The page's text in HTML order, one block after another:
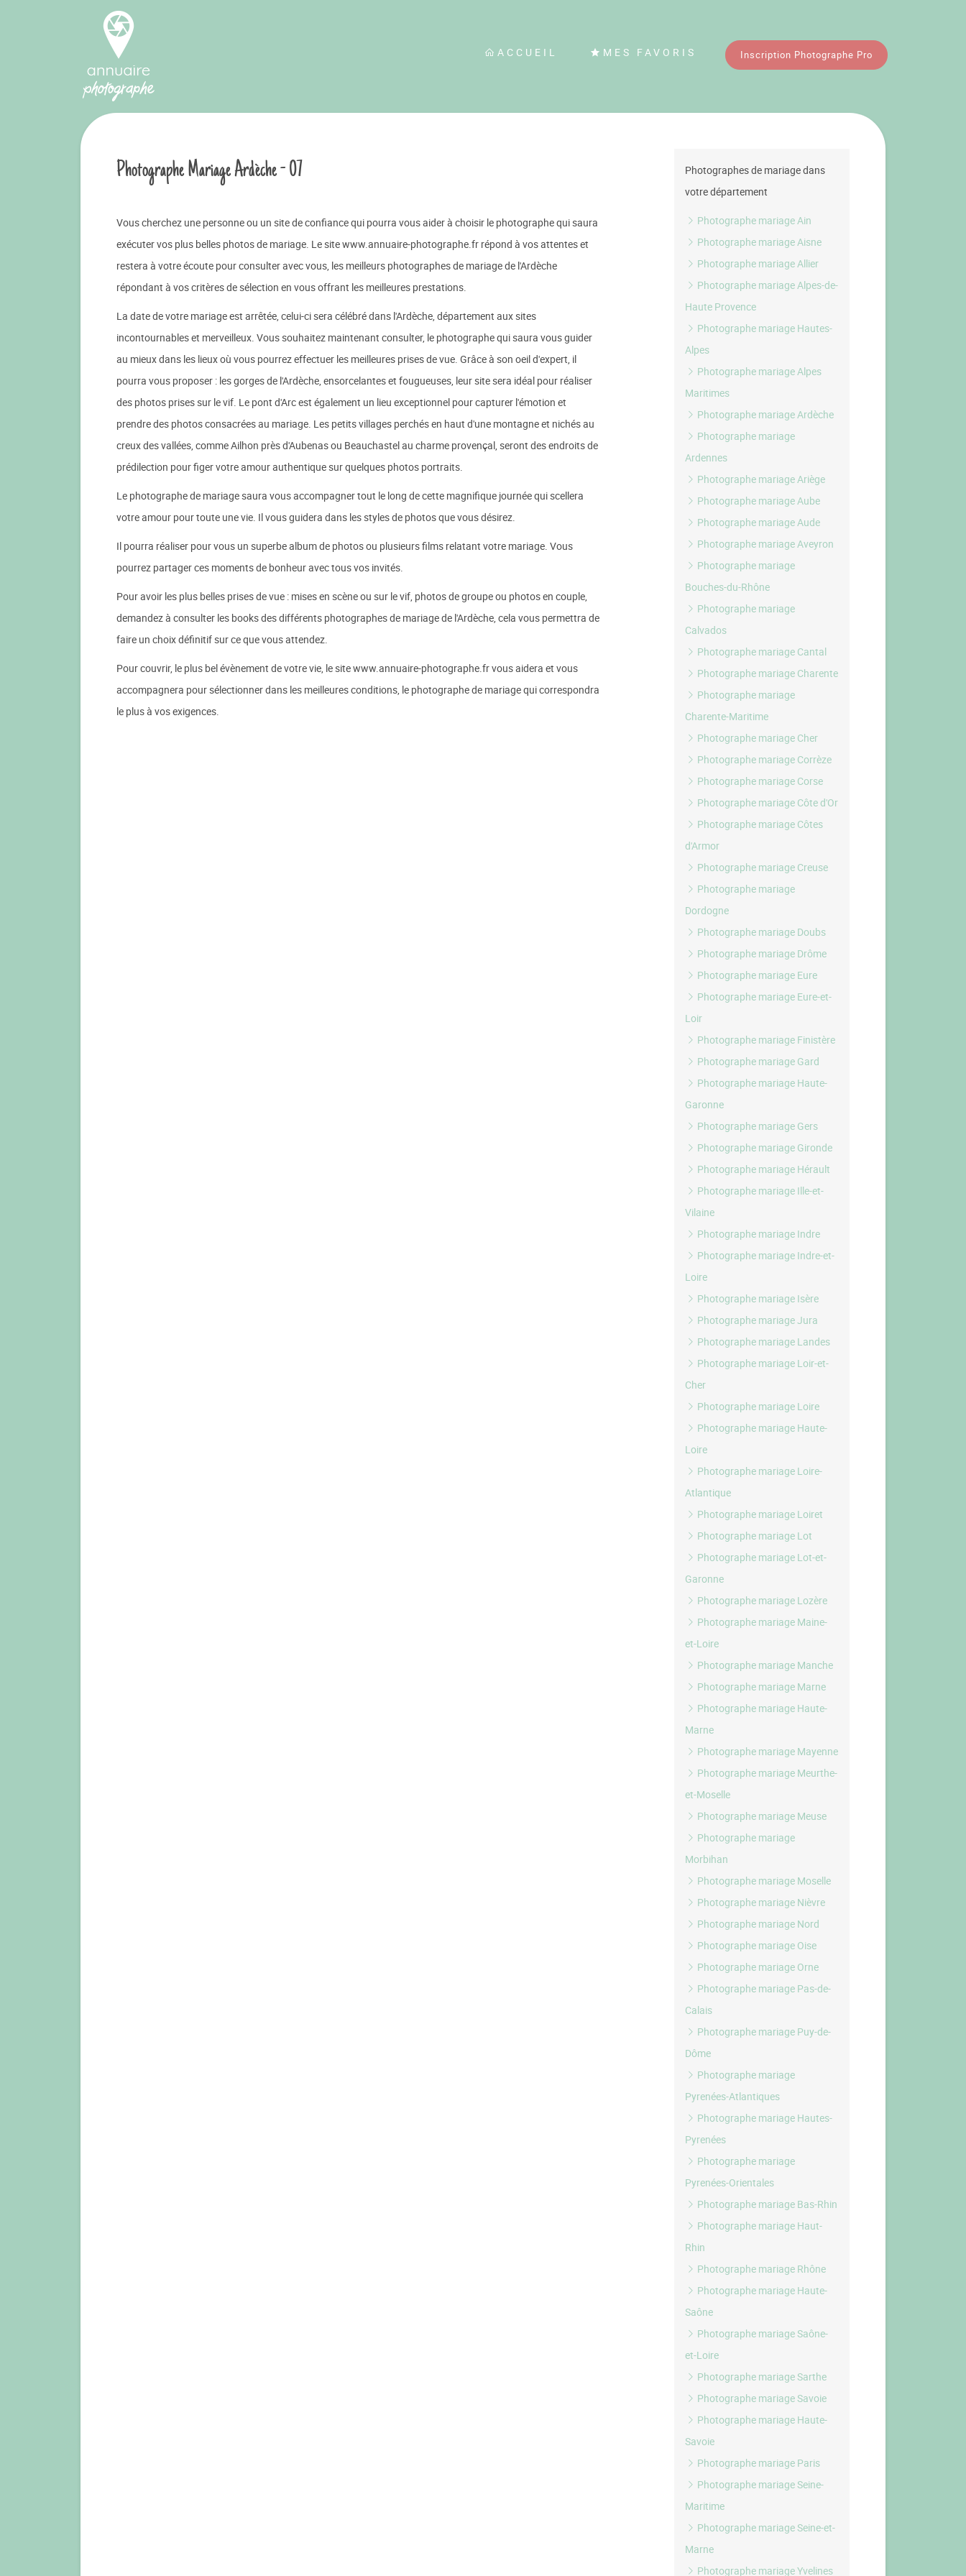
ACCUEIL MES FAVORIS Inscription Photographe Pro
Photographe Mariage Ardèche - 07
Vous cherchez une personne ou un site de confiance qui pourra vous aider à choisir le photographe qui saura
exécuter vos plus belles photos de mariage. Le site www.annuaire-photographe.fr répond à vos attentes et
restera à votre écoute pour consulter avec vous, les meilleurs photographes de mariage de l'Ardèche
répondant à vos critères de sélection en vous offrant les meilleures prestations.
La date de votre mariage est arrêtée, celui-ci sera célébré dans l'Ardèche, département aux sites
incontournables et merveilleux. Vous souhaitez maintenant consulter, le photographe qui saura vous guider
au mieux dans les lieux où vous pourrez effectuer les meilleures prises de vue. Grâce à son oeil d'expert, il
pourra vous proposer : les gorges de l'Ardèche, ensorcelantes et fougueuses, leur site sera idéal pour réaliser
des photos prises sur le vif. Le pont d'Arc est également un lieu exceptionnel pour capturer l'émotion et
prendre des photos consacrées au mariage. Les petits villages perchés en haut d'une montagne et nichés au
creux des vallées, comme Ailhon près d'Aubenas ou Beauchastel au charme provençal, seront des endroits de
prédilection pour figer votre amour authentique sur quelques photos portraits.
Le photographe de mariage saura vous accompagner tout le long de cette magnifique journée qui scellera
votre amour pour toute une vie. Il vous guidera dans les styles de photos que vous désirez.
Il pourra réaliser pour vous un superbe album de photos ou plusieurs films relatant votre mariage. Vous
pourrez partager ces moments de bonheur avec tous vos invités.
Pour avoir les plus belles prises de vue : mises en scène ou sur le vif, photos de groupe ou photos en couple,
demandez à consulter les books des différents photographes de mariage de l'Ardèche, cela vous permettra de
faire un choix définitif sur ce que vous attendez.
Pour couvrir, le plus bel évènement de votre vie, le site www.annuaire-photographe.fr vous aidera et vous
accompagnera pour sélectionner dans les meilleures conditions, le photographe de mariage qui correspondra
le plus à vos exigences.
Photographes de mariage dans
votre département
Photographe mariage Ain
Photographe mariage Aisne
Photographe mariage Allier
Photographe mariage Alpes-de-
Haute Provence
Photographe mariage Hautes-
Alpes
Photographe mariage Alpes
Maritimes
Photographe mariage Ardèche
Photographe mariage
Ardennes
Photographe mariage Ariège
Photographe mariage Aube
Photographe mariage Aude
Photographe mariage Aveyron
Photographe mariage
Bouches-du-Rhône
Photographe mariage
Calvados
Photographe mariage Cantal
Photographe mariage Charente
Photographe mariage
Charente-Maritime
Photographe mariage Cher
Photographe mariage Corrèze
Photographe mariage Corse
Photographe mariage Côte d'Or
Photographe mariage Côtes
d'Armor
Photographe mariage Creuse
Photographe mariage
Dordogne
Photographe mariage Doubs
Photographe mariage Drôme
Photographe mariage Eure
Photographe mariage Eure-et-
Loir
Photographe mariage Finistère
Photographe mariage Gard
Photographe mariage Haute-
Garonne
Photographe mariage Gers
Photographe mariage Gironde
Photographe mariage Hérault
Photographe mariage Ille-et-
Vilaine
Photographe mariage Indre
Photographe mariage Indre-et-
Loire
Photographe mariage Isère
Photographe mariage Jura
Photographe mariage Landes
Photographe mariage Loir-et-
Cher
Photographe mariage Loire
Photographe mariage Haute-
Loire
Photographe mariage Loire-
Atlantique
Photographe mariage Loiret
Photographe mariage Lot
Photographe mariage Lot-et-
Garonne
Photographe mariage Lozère
Photographe mariage Maine-
et-Loire
Photographe mariage Manche
Photographe mariage Marne
Photographe mariage Haute-
Marne
Photographe mariage Mayenne
Photographe mariage Meurthe-
et-Moselle
Photographe mariage Meuse
Photographe mariage
Morbihan
Photographe mariage Moselle
Photographe mariage Nièvre
Photographe mariage Nord
Photographe mariage Oise
Photographe mariage Orne
Photographe mariage Pas-de-
Calais
Photographe mariage Puy-de-
Dôme
Photographe mariage
Pyrenées-Atlantiques
Photographe mariage Hautes-
Pyrenées
Photographe mariage
Pyrenées-Orientales
Photographe mariage Bas-Rhin
Photographe mariage Haut-
Rhin
Photographe mariage Rhône
Photographe mariage Haute-
Saône
Photographe mariage Saône-
et-Loire
Photographe mariage Sarthe
Photographe mariage Savoie
Photographe mariage Haute-
Savoie
Photographe mariage Paris
Photographe mariage Seine-
Maritime
Photographe mariage Seine-et-
Marne
Photographe mariage Yvelines